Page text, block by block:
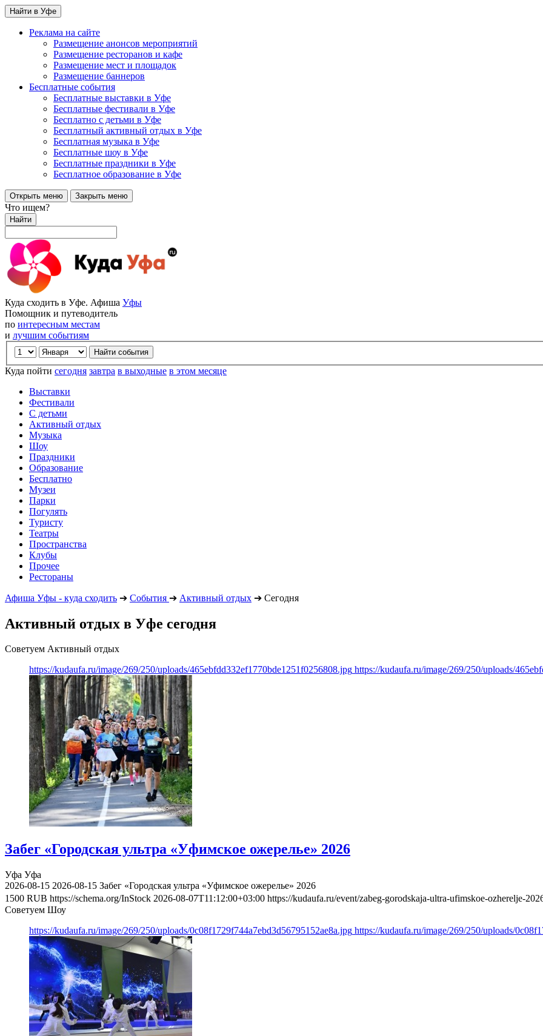
Найти в Уфе
Реклама на сайте
Размещение анонсов мероприятий
Размещение ресторанов и кафе
Размещение мест и площадок
Размещение баннеров
Бесплатные события
Бесплатные выставки в Уфе
Бесплатные фестивали в Уфе
Бесплатно с детьми в Уфе
Бесплатный активный отдых в Уфе
Бесплатная музыка в Уфе
Бесплатные шоу в Уфе
Бесплатные праздники в Уфе
Бесплатное образование в Уфе
Открыть меню Закрыть меню
Что ищем?
Найти
Куда сходить в Уфе. Афиша Уфы
Помощник и путеводитель
по интересным местам
и лучшим событиям
Куда пойти сегодня завтра в выходные в этом месяце
Выставки
Фестивали
С детьми
Активный отдых
Музыка
Шоу
Праздники
Образование
Бесплатно
Музеи
Парки
Погулять
Туристу
Театры
Пространства
Клубы
Прочее
Рестораны
Афиша Уфы - куда сходить ➔ События ➔ Активный отдых ➔ Сегодня
Активный отдых в Уфе сегодня
Советуем Активный отдых
https://kudaufa.ru/image/269/250/uploads/465ebfdd332ef1770bde1251f0256808.jpg https://kudaufa.ru/image/269/250/uploads/
Забег «Городская ультра «Уфимское ожерелье» 2026
Уфа Уфа
2026-08-15 2026-08-15 Забег «Городская ультра «Уфимское ожерелье» 2026
1500 RUB https://schema.org/InStock 2026-08-07T11:12:00+03:00 https://kudaufa.ru/event/zabeg-gorodskaja-ultra-ufimskoe-ozherelje-
Советуем Шоу
https://kudaufa.ru/image/269/250/uploads/0c08f1729f744a7ebd3d56795152ae8a.jpg https://kudaufa.ru/image/269/250/uploads/